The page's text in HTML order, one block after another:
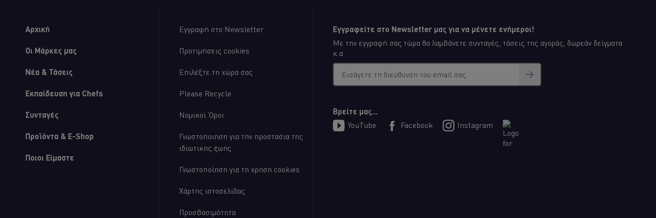
είναι
στα
5
τις
1.
Αρχική
Οι Μάρκες μας
Νέα & Τάσεις
Εκπαίδευση για Chefs
Συνταγές
Προϊόντα & E-Shop
Ποιοι Είμαστε
Εγγραφή στο Newsletter
Προτιμήσεις cookies
Επιλέξτε τη χώρα σας
Please Recycle
Νομικοί Όροι
Γνωστοποιηση για την προστασια της
ιδιωτικης ζωης
Γνωστοποίηση για τη χρηση cookies
Χάρτης ιστοσελίδας
Προσβασιμότητα
Εγγραφείτε στο Newsletter μας για να μένετε ενήμεροι!
Με την εγγραφή σας τώρα θα λαμβάνετε συνταγές, τάσεις της αγοράς, δωρεάν δείγματα
κ.α.
Εισάγετε τη διεύθυνση του email σας
Βρείτε μας...
YouTube
Facebook Instagram